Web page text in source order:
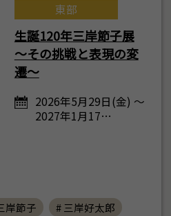
東部
生誕120年三岸節子展
～その挑戦と表現の変
遷～
2026年5月29日(金) ～
2027年1月17…
岸節子
# 三岸好太郎